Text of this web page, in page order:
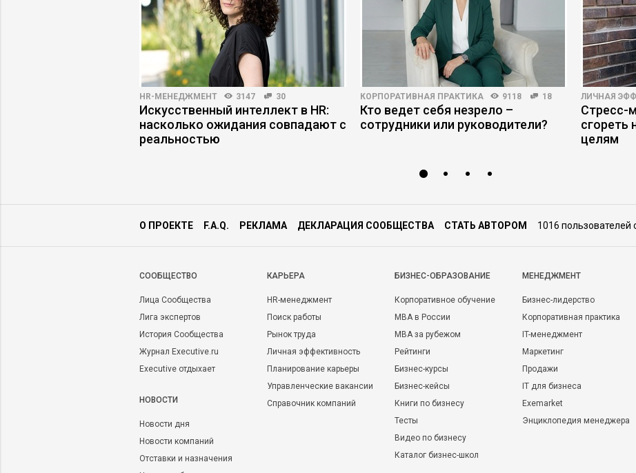
HR-МЕНЕДЖМЕНТ 3147 30
Искусственный интеллект в HR:
насколько ожидания совпадают с
реальностью
КОРПОРАТИВНАЯ ПРАКТИКА 9118 18
Кто ведет себя незрело –
сотрудники или руководители?
ЛИЧНАЯ
Стресс-
сгореть
целям
О ПРОЕКТЕ F.A.Q. РЕКЛАМА ДЕКЛАРАЦИЯ СООБЩЕСТВА СТАТЬ АВТОРОМ 1016 пользователей
CООБЩЕСТВО
Лица Сообщества
Лига экспертов
История Сообщества
Журнал Executive.ru
Executive отдыхает
НОВОСТИ
Новости дня
Новости компаний
Отставки и назначения
КАРЬЕРА
HR-менеджмент
Поиск работы
Рынок труда
Личная эффективность
Планирование карьеры
Управленческие вакансии
Справочник компаний
БИЗНЕС-ОБРАЗОВАНИЕ
Корпоративное обучение
MBA в России
MBA за рубежом
Рейтинги
Бизнес-курсы
Бизнес-кейсы
Книги по бизнесу
Тесты
Видео по бизнесу
Каталог бизнес-школ
МЕНЕДЖМЕНТ
Бизнес-лидерство
Корпоративная практика
IT-менеджмент
Маркетинг
Продажи
IT для бизнеса
Exemarket
Энциклопедия менеджера